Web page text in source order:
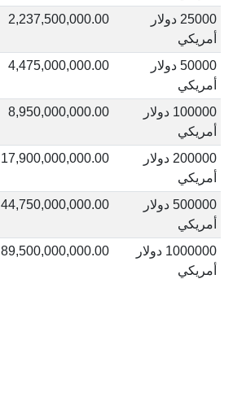
25000 دولار
أمريكي
2,237,500,000.00
50000 دولار
أمريكي
4,475,000,000.00
100000 دولار
أمريكي
8,950,000,000.00
200000 دولار
أمريكي
17,900,000,000.00
500000 دولار
أمريكي
44,750,000,000.00
1000000 دولار
أمريكي
89,500,000,000.00